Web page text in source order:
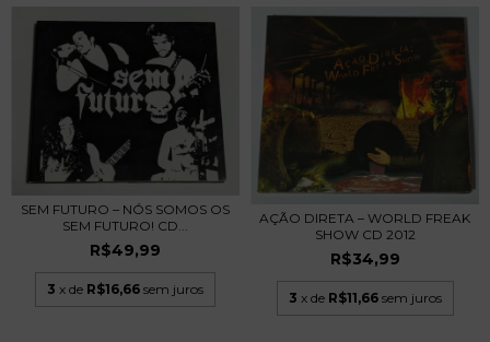
SEM FUTURO – NÓS SOMOS OS
SEM FUTURO! CD...
R$49,99
3 x de R$16,66 sem juros
AÇÃO DIRETA – WORLD FREAK
SHOW CD 2012
R$34,99
3 x de R$11,66 sem juros